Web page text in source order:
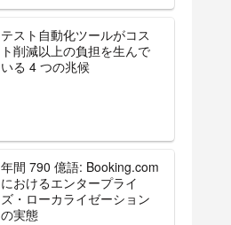
テスト自動化ツールがコス
ト削減以上の負担を生んで
いる 4 つの兆候
年間 790 億語: Booking.com
におけるエンタープライ
ズ・ローカライゼーション
の実態